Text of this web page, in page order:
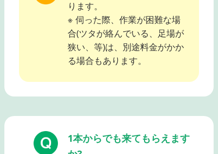
ります。
※ 伺った際、作業が困難な場
合(ツタが絡んでいる、足場が
狭い、等)は、別途料金がかか
る場合もあります。
1本からでも来てもらえます